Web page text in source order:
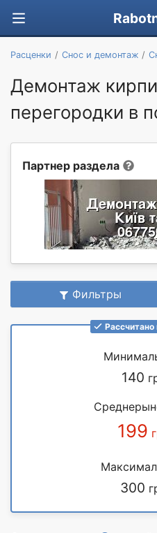
Расценки Снос и демонтаж
Демонтаж
перегородки в
Партнер раздела
Фильтры
140
199
300